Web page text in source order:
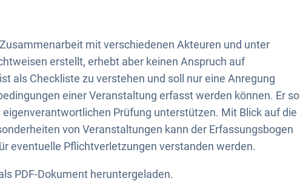
mit verschiedenen Akteuren und unter
erstellt, erhebt aber keinen Anspruch auf
als Checkliste zu verstehen und soll nur eine Anregung
einer Veranstaltung erfasst werden können. Er soll
Prüfung unterstützen. Mit Blick auf die
von Veranstaltungen kann der Erfassungsbogen
eventuelle Pflichtverletzungen verstanden werden.
PDF-Dokument heruntergeladen.